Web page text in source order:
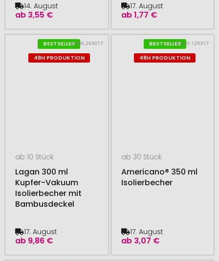
ab 3,55 €
14. August
ab1,77 €
17. August
BESTSELLER
48H PRODUKTION
# 500.269017
ab 10 Stück
Lagan 300 ml
Kupfer-Vakuum
Isolierbecher mit
Bambusdeckel
ab 9,86 €
17. August
BESTSELLER
48H PRODUKTION
# 500.129317
ab 30 Stück
Americano® 350 ml
Isolierbecher
ab 3,07 €
17. August